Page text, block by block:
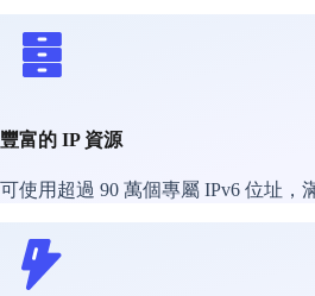
豐富的 IP 資源
可使用超過 90 萬個專屬 IPv6 位址，